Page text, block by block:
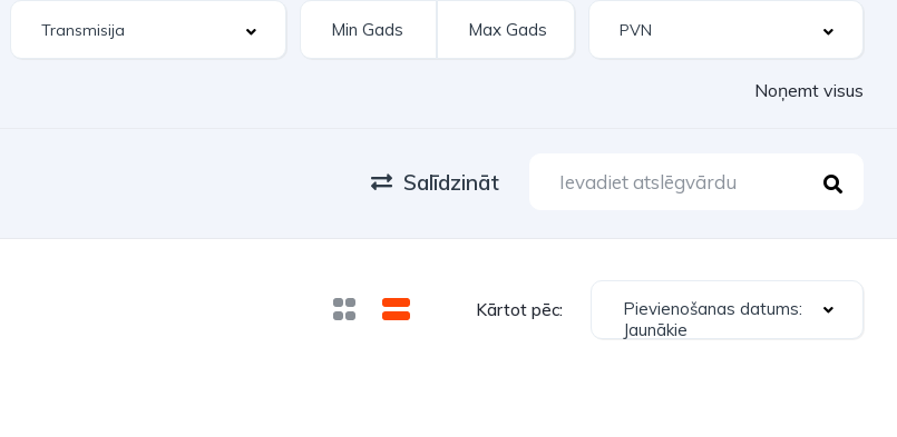
Noņemt visus
Salīdzināt
Kārtot pēc:
Pievienošanas datums:
Jaunākie